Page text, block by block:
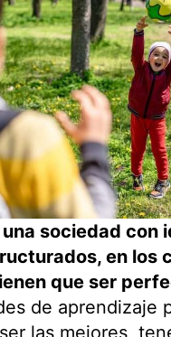
sociedad con
en los
que ser
de aprendizaje
las mejores,